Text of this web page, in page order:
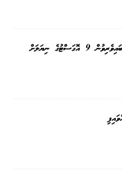
ދިރާގު މާލެ އޯޕަން ފެތުމުގެ މުބާރާތުގައި ބައިވެރިވުން 9 އޮގަސްޓުގެ ނިޔަލަށް